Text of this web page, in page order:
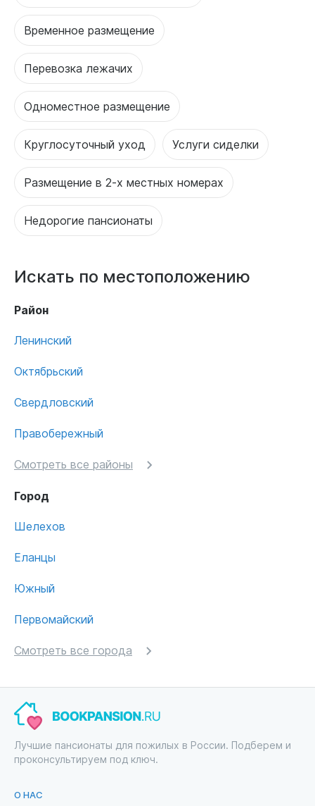
Временное размещение
Перевозка лежачих
Одноместное размещение
Круглосуточный уход Услуги сиделки
Размещение в 2-х местных номерах
Недорогие пансионаты
Искать по местоположению
Район
Ленинский
Октябрьский
Свердловский
Правобережный
Смотреть все районы
Город
Шелехов
Еланцы
Южный
Первомайский
Смотреть все города
Лучшие пансионаты для пожилых в России. Подберем и
проконсультируем под ключ.
О НАС